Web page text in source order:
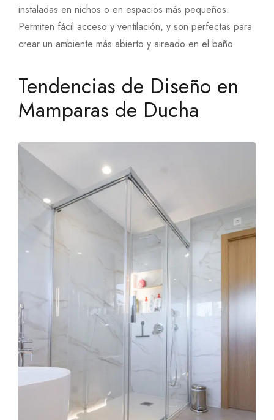
instaladas en nichos o en espacios más pequeños.
Permiten fácil acceso y ventilación, y son perfectas para
crear un ambiente más abierto y aireado en el baño.
Tendencias de Diseño en
Mamparas de Ducha